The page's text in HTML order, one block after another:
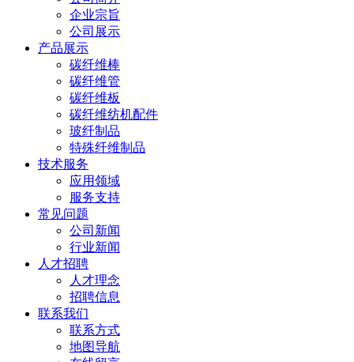
企业宗旨
公司展示
产品展示
碳纤维棒
碳纤维管
碳纤维板
碳纤维纺机配件
玻纤制品
特殊纤维制品
技术服务
应用领域
服务支持
常见问题
公司新闻
行业新闻
人才招聘
人才理念
招聘信息
联系我们
联系方式
地图导航